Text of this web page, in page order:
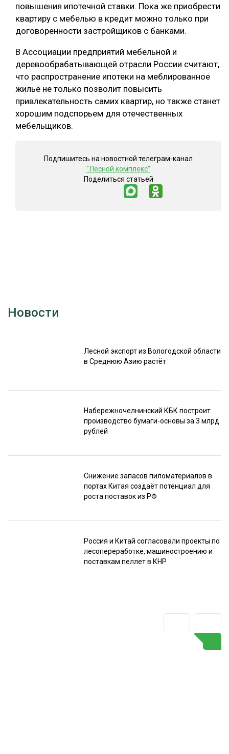
повышения ипотечной ставки. Пока же приобрести
квартиру с мебелью в кредит можно только при
договоренности застройщиков с банками.
В Ассоциации предприятий мебельной и
деревообрабатывающей отрасли России считают,
что распространение ипотеки на меблированное
жильё не только позволит повысить
привлекательность самих квартир, но также станет
хорошим подспорьем для отечественных
мебельщиков.
Подпишитесь на новостной телеграм-канал
"Лесной комплекс"
Поделиться статьей
Новости
Лесной экспорт из Вологодской области
в Среднюю Азию растёт
Набережночелнинский КБК построит
производство бумаги-основы за 3 млрд
рублей
Снижение запасов пиломатериалов в
портах Китая создаёт потенциал для
роста поставок из РФ
Россия и Китай согласовали проекты по
лесопереработке, машиностроению и
поставкам пеллет в КНР